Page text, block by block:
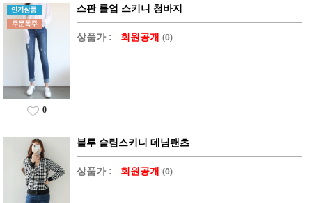
스판 롤업 스키니 청바지
상품가 : 회원공개 (0)
0
블루 슬림스키니 데님팬츠
상품가 : 회원공개 (0)